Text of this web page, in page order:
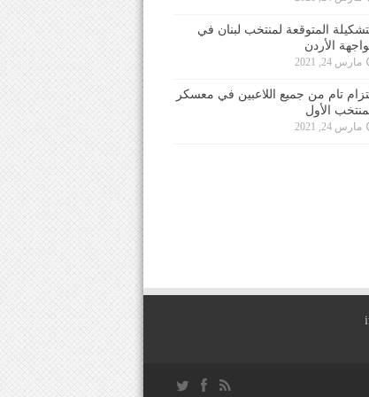
المتوقعة لمنتخب لبنان في
الأردن
مارس 24, 2021
تام من جميع اللاعبين في معسكر
الأول
مارس 24, 2021